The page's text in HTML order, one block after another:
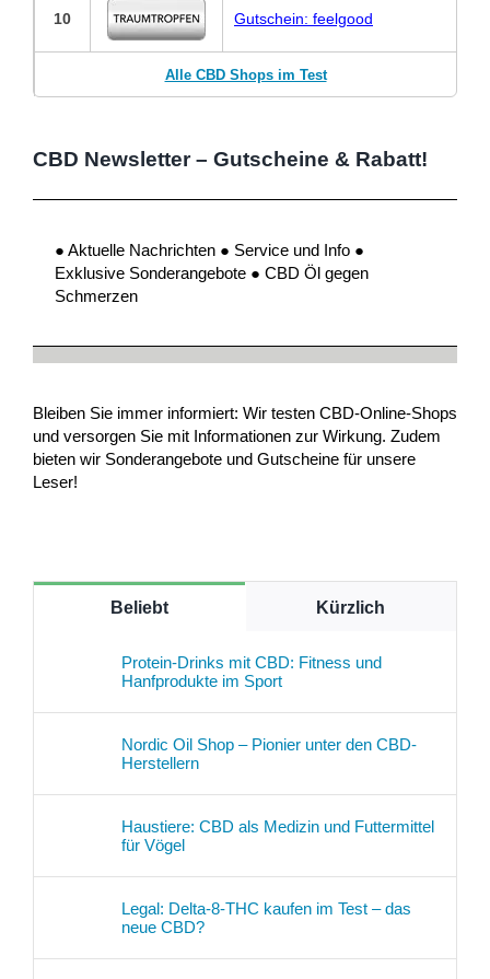
10 Gutschein: feelgood
Alle CBD Shops im Test
CBD Newsletter – Gutscheine & Rabatt!
● Aktuelle Nachrichten ● Service und Info ●
Exklusive Sonderangebote ● CBD Öl gegen
Schmerzen
Bleiben Sie immer informiert: Wir testen CBD-Online-Shops
und versorgen Sie mit Informationen zur Wirkung. Zudem
bieten wir Sonderangebote und Gutscheine für unsere
Leser!
Beliebt Kürzlich
Protein-Drinks mit CBD: Fitness und
Hanfprodukte im Sport
Nordic Oil Shop – Pionier unter den CBD-
Herstellern
Haustiere: CBD als Medizin und Futtermittel
für Vögel
Legal: Delta-8-THC kaufen im Test – das
neue CBD?